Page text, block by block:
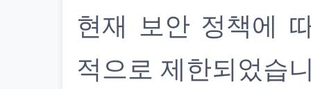
현재 보안 정책에
적으로 제한되었습